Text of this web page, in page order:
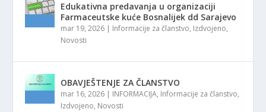
Edukativna predavanja u organizaciji
Farmaceutske kuće Bosnalijek dd Sarajevo
mar 19, 2026 | Informacije za članstvo, Izdvojeno,
Novosti
OBAVJEŠTENJE ZA ČLANSTVO
mar 16, 2026 | INFORMACIJA, Informacije za članstvo,
Izdvojeno, Novosti